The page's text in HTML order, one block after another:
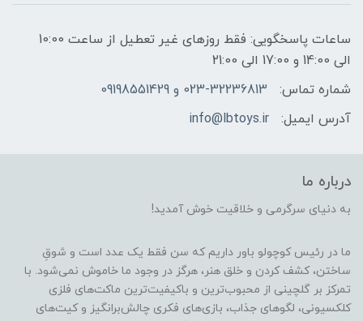
ساعات پاسخگویی: فقط روزهای غیر تعطیل از ساعت 10:00
الی 14:00 و 17:00 الی 21:00
شماره تماس:
023-32236813 و 09198551429
آدرس ایمیل:
info@lbtoys.ir
درباره ما
به دنیای سرگرمی و خلاقیت خوش آمدید!
ما در رئیس کوچولو باور داریم که سن فقط یک عدد است و شوقِ
ساختن، کشف کردن و خلق هنر، هرگز در وجود ما خاموش نمی‌شود. با
تمرکز بر گلچینی از محبوب‌ترین و باکیفیت‌ترین ماکت‌های فلزی
کلکسیونی، لگوهای جذاب، بازی‌های فکری چالش‌برانگیز و کیت‌های